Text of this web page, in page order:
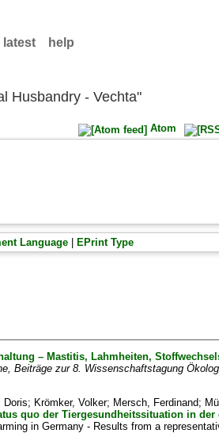
latest help
Husbandry - Vechta"
Atom
Language EPrint Type
– Mastitis, Lahmheiten,
Beiträge zur 8. Wissenschaftstagung
Doris; Krömker, Volker; Mersch, Ferdinand;
quo der Tiergesundheitssituation in
in Germany - Results from a